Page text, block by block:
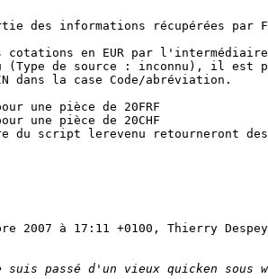
des informations récupérées par
cotations en EUR par
(Type de source : inconnu), il est
dans la case Code/abréviation.
une pièce de 20FRF
une pièce de 20CHF
du script lerevenu retourneront des
2007 à 17:11 +0100, Thierry